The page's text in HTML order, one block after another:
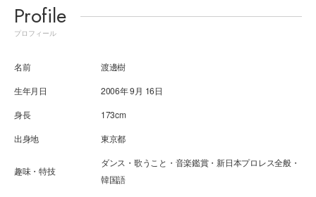
Profile
プロフィール
名前
渡邊樹
生年月日
2006年 9月 16日
身長
173cm
出身地
東京都
趣味・特技
ダンス・歌うこと・音楽鑑賞・新日本プロレス全般・
韓国語